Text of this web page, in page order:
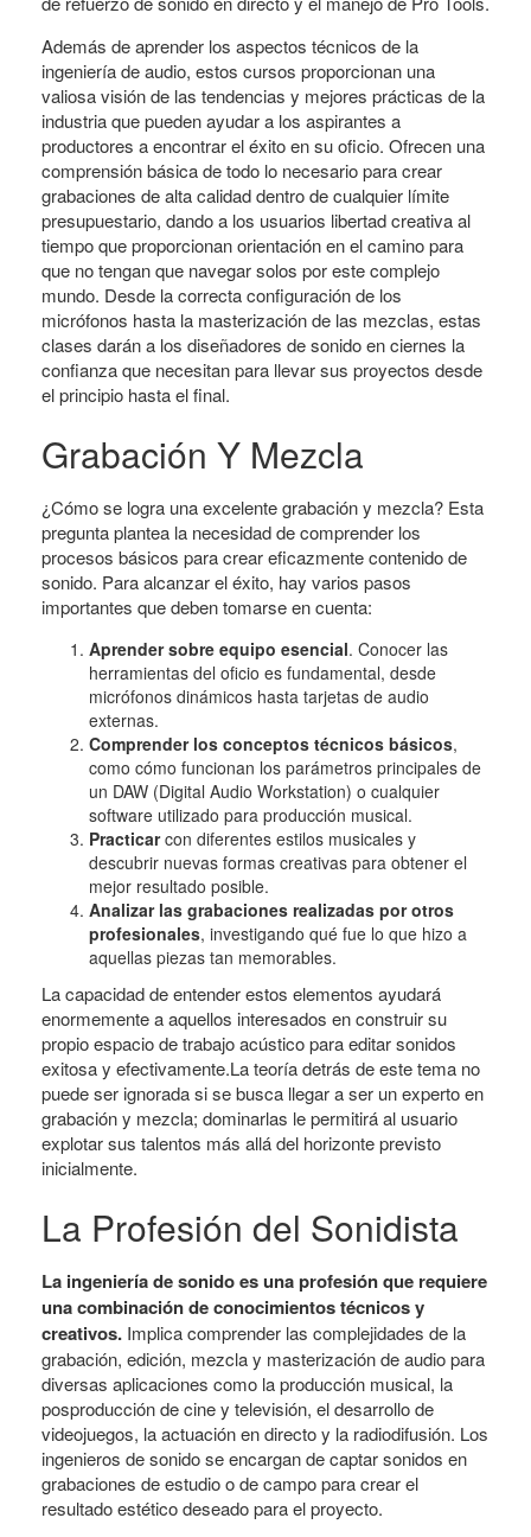
Además de aprender los aspectos técnicos de la
ingeniería de audio, estos cursos proporcionan una
valiosa visión de las tendencias y mejores prácticas de la
industria que pueden ayudar a los aspirantes a
productores a encontrar el éxito en su oficio. Ofrecen una
comprensión básica de todo lo necesario para crear
grabaciones de alta calidad dentro de cualquier límite
presupuestario, dando a los usuarios libertad creativa al
tiempo que proporcionan orientación en el camino para
que no tengan que navegar solos por este complejo
mundo. Desde la correcta configuración de los
micrófonos hasta la masterización de las mezclas, estas
clases darán a los diseñadores de sonido en ciernes la
confianza que necesitan para llevar sus proyectos desde
el principio hasta el final.
Grabación Y Mezcla
¿Cómo se logra una excelente grabación y mezcla? Esta
pregunta plantea la necesidad de comprender los
procesos básicos para crear eficazmente contenido de
sonido. Para alcanzar el éxito, hay varios pasos
importantes que deben tomarse en cuenta:
Aprender sobre equipo esencial. Conocer las
herramientas del oficio es fundamental, desde
micrófonos dinámicos hasta tarjetas de audio
externas.
Comprender los conceptos técnicos básicos,
como cómo funcionan los parámetros principales de
un DAW (Digital Audio Workstation) o cualquier
software utilizado para producción musical.
Practicarcon diferentes estilos musicales y
descubrir nuevas formas creativas para obtener el
mejor resultado posible.
Analizar las grabaciones realizadas por otros
profesionales, investigando qué fue lo que hizo a
aquellas piezas tan memorables.
La capacidad de entender estos elementos ayudará
enormemente a aquellos interesados en construir su
propio espacio de trabajo acústico para editar sonidos
exitosa y efectivamente.La teoría detrás de este tema no
puede ser ignorada si se busca llegar a ser un experto en
grabación y mezcla; dominarlas le permitirá al usuario
explotar sus talentos más allá del horizonte previsto
inicialmente.
La Profesión del Sonidista
La ingeniería de sonido es una profesión que requiere
una combinación de conocimientos técnicos y
creativos. Implica comprender las complejidades de la
grabación, edición, mezcla y masterización de audio para
diversas aplicaciones como la producción musical, la
posproducción de cine y televisión, el desarrollo de
videojuegos, la actuación en directo y la radiodifusión. Los
ingenieros de sonido se encargan de captar sonidos en
grabaciones de estudio o de campo para crear el
resultado estético deseado para el proyecto.